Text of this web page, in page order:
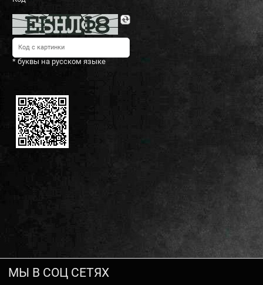
* буквы на русском языке
МЫ В СОЦ СЕТЯХ